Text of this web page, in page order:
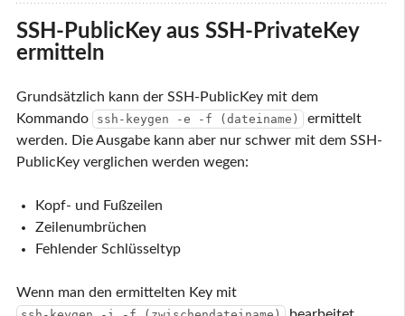
SSH-PublicKey aus SSH-PrivateKey
ermitteln
Grundsätzlich kann der SSH-PublicKey mit dem
Kommando
ssh-keygen -e -f (dateiname)
ermittelt
werden. Die Ausgabe kann aber nur schwer mit dem SSH-
PublicKey verglichen werden wegen:
Kopf- und Fußzeilen
Zeilenumbrüchen
Fehlender Schlüsseltyp
Wenn man den ermittelten Key mit